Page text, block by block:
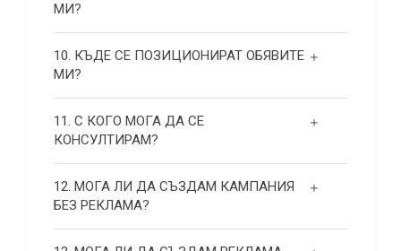
МИ?
10. КЪДЕ СЕ ПОЗИЦИОНИРАТ ОБЯВИТЕ
МИ?
11. С КОГО МОГА ДА СЕ
КОНСУЛТИРАМ?
12. МОГА ЛИ ДА СЪЗДАМ КАМПАНИЯ
БЕЗ РЕКЛАМА?